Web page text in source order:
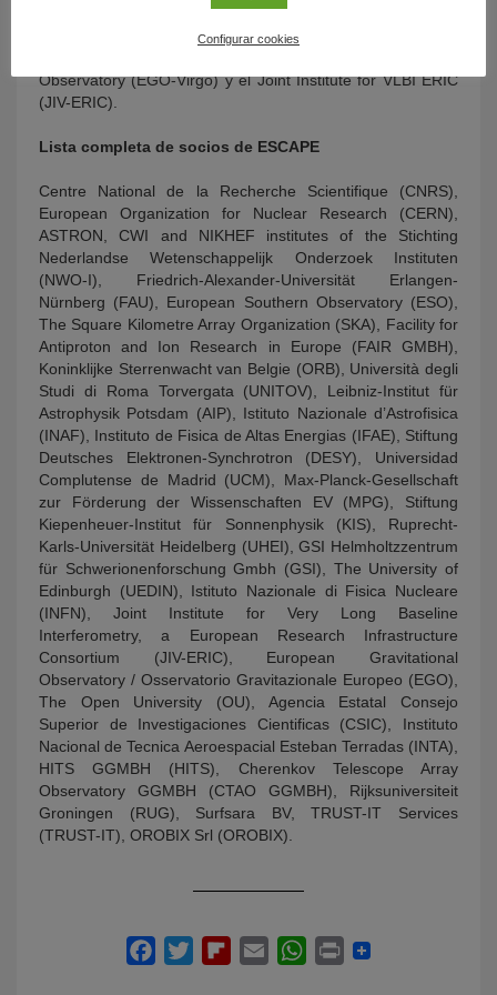
mundial, tales como los operados por ESO (APEX ALMA,
los observatorios de Paranal y La Silla), infraestructuras de
Observatory (EGO-Virgo) y el Joint Institute for VLBI ERIC
(JIV-ERIC).
Lista completa de socios de ESCAPE
Centre National de la Recherche Scientifique (CNRS),
European Organization for Nuclear Research (CERN),
ASTRON, CWI and NIKHEF institutes of the Stichting
Nederlandse Wetenschappelijk Onderzoek Instituten
(NWO-I), Friedrich-Alexander-Universität Erlangen-
Nürnberg (FAU), European Southern Observatory (ESO),
The Square Kilometre Array Organization (SKA), Facility for
Antiproton and Ion Research in Europe (FAIR GMBH),
Koninklijke Sterrenwacht van Belgie (ORB), Università degli
Studi di Roma Torvergata (UNITOV), Leibniz-Institut für
Astrophysik Potsdam (AIP), Istituto Nazionale d’Astrofisica
(INAF), Instituto de Fisica de Altas Energias (IFAE), Stiftung
Deutsches Elektronen-Synchrotron (DESY), Universidad
Complutense de Madrid (UCM), Max-Planck-Gesellschaft
zur Förderung der Wissenschaften EV (MPG), Stiftung
Kiepenheuer-Institut für Sonnenphysik (KIS), Ruprecht-
Karls-Universität Heidelberg (UHEI), GSI Helmholtzzentrum
für Schwerionenforschung Gmbh (GSI), The University of
Edinburgh (UEDIN), Istituto Nazionale di Fisica Nucleare
(INFN), Joint Institute for Very Long Baseline
Interferometry, a European Research Infrastructure
Consortium (JIV-ERIC), European Gravitational
Observatory / Osservatorio Gravitazionale Europeo (EGO),
The Open University (OU), Agencia Estatal Consejo
Superior de Investigaciones Cientificas (CSIC), Instituto
Nacional de Tecnica Aeroespacial Esteban Terradas (INTA),
HITS GGMBH (HITS), Cherenkov Telescope Array
Observatory GGMBH (CTAO GGMBH), Rijksuniversiteit
Groningen (RUG), Surfsara BV, TRUST-IT Services
(TRUST-IT), OROBIX Srl (OROBIX).
Configurar cookies